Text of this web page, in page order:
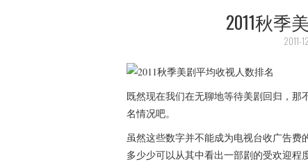
2011秋季
2011-
既然现在我们在无聊地等待美剧回归，那
名情况吧。
虽然这些数字并不能成为电视台收广告费
多少少可以从其中看出一部剧的受欢迎